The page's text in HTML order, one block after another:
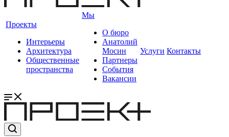
Проекты
Интерьеры
Архитектура
Общественные
пространства
Мы
О бюро
Анатолий
Мосин
Партнеры
События
Вакансии
Услуги Контакты